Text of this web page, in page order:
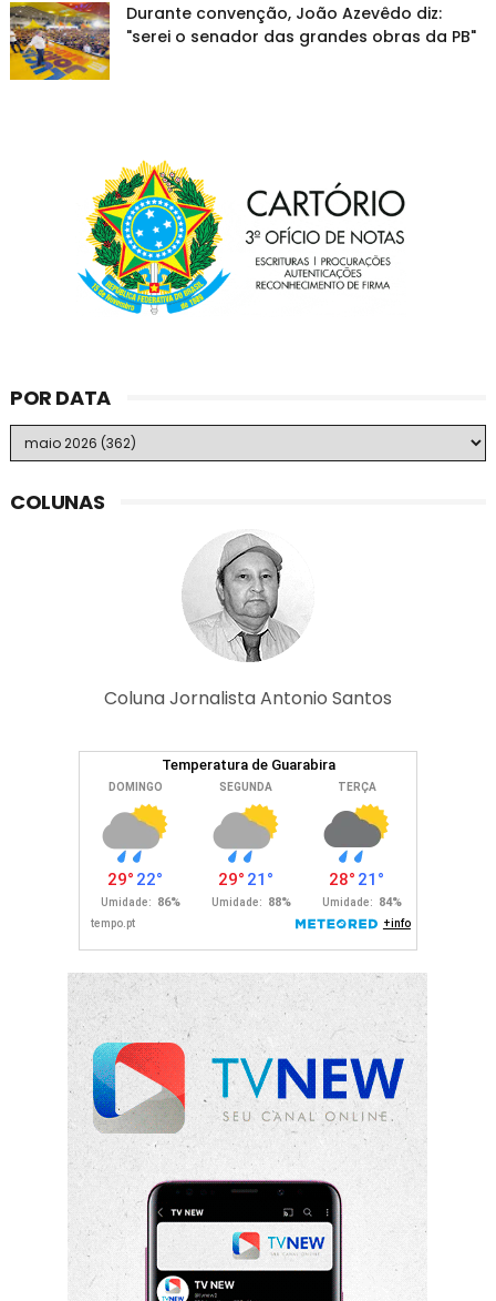
Durante convenção, João Azevêdo diz:
"serei o senador das grandes obras da PB"
POR DATA
COLUNAS
Coluna Jornalista Antonio Santos